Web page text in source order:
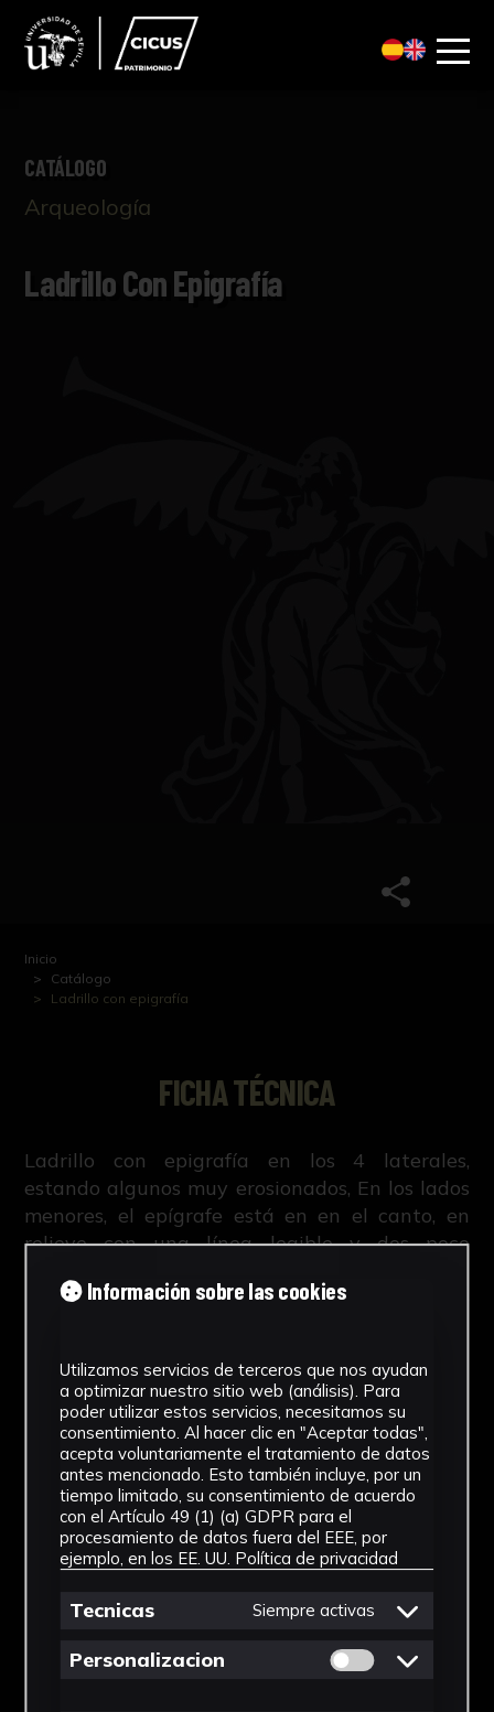
CATÁLOGO
Arqueología
Ladrillo Con Epigrafía
Inicio
Catálogo
Ladrillo con epigrafía
FICHA TÉCNICA
Ladrillo con epigrafía en los 4 laterales,
estando algunos muy erosionados, En los lados
menores, el epígrafe está en en el canto, en
relieve con una línea legible y dos poco
epígrafe en el canto, en relieve encontrándose
NºCatálogo
CAUS-0567
Tipología
Arqueología
Cronología
Época tardoantigua
Información sobre las cookies
Utilizamos servicios de terceros que nos ayudan
a optimizar nuestro sitio web (análisis). Para
poder utilizar estos servicios, necesitamos su
consentimiento. Al hacer clic en "Aceptar todas",
acepta voluntariamente el tratamiento de datos
antes mencionado. Esto también incluye, por un
tiempo limitado, su consentimiento de acuerdo
con el Artículo 49 (1) (a) GDPR para el
procesamiento de datos fuera del EEE, por
ejemplo, en los EE. UU. Política de privacidad
Tecnicas Siempre activas
Personalizacion Permitir cookies